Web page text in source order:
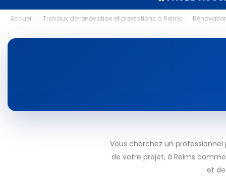
Accueil Travaux de rénovation et prestations à Reims
Vous cherchez un
de votre projet, à Reims
et